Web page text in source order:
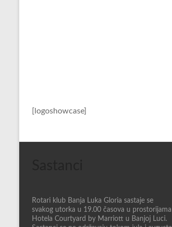
[logoshowcase]
Rotari klub Banja Luka Gloria sastaje se
svakog utorka u 19.00 časova u prostorijama
Hotela Courtyard by Marriott u Banjoj Luci.